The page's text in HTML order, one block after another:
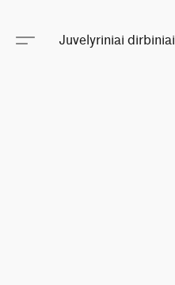
Juvelyriniai dirbiniai